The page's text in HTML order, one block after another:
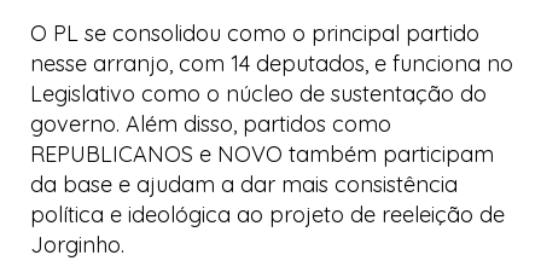
O PL se consolidou como o principal partido
nesse arranjo, com 14 deputados, e funciona no
Legislativo como o núcleo de sustentação do
governo. Além disso, partidos como
REPUBLICANOS e NOVO também participam
da base e ajudam a dar mais consistência
política e ideológica ao projeto de reeleição de
Jorginho.